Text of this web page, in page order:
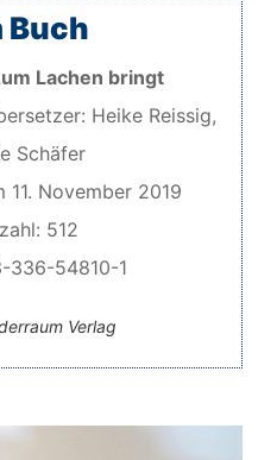
Buch
Lachen bringt
Heike Reissig,
Schäfer
November 2019
512
336-54810-1
Verlag